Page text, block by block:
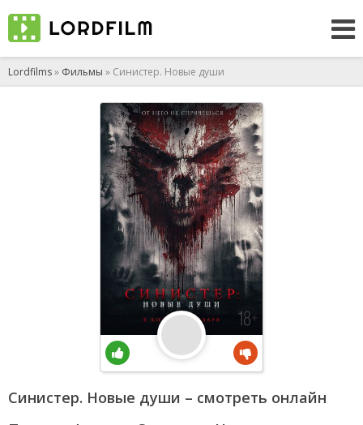
Lordfilms» Фильмы » Синистер. Новые души
Синистер. Новые души – смотреть онлайн